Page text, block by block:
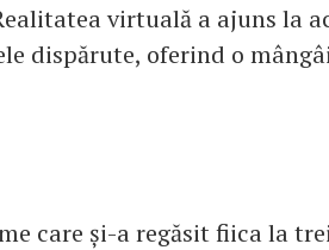
virtuală a ajuns la
dispărute, oferind o
care și-a regăsit fiica la